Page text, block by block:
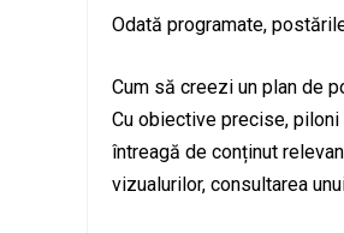
Odată programate,
Cum să creezi un plan de
Cu obiective precise,
întreagă de conținut
vizualurilor, consultarea